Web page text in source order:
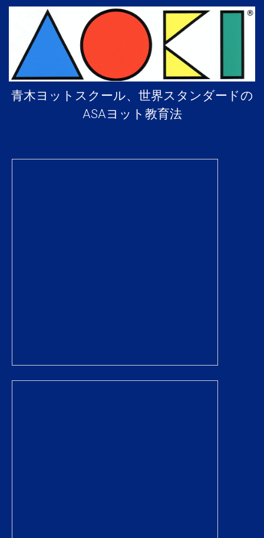
青木ヨットスクール、世界スタンダードの
ASAヨット教育法